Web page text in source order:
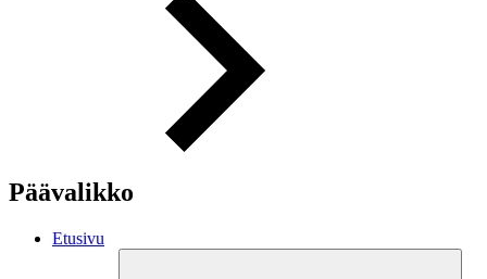
Päävalikko
Etusivu